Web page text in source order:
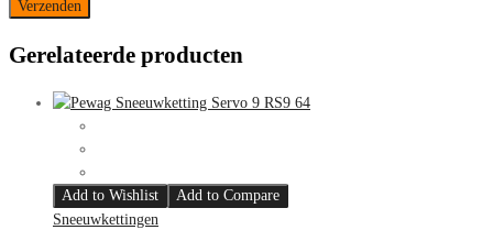
Gerelateerde producten
Add to Wishlist
Add to Compare
Sneeuwkettingen